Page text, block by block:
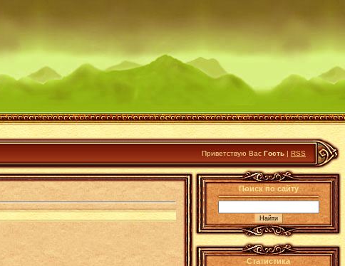
Приветствую Вас Гость | RSS
Поиск по сайту
Статистика